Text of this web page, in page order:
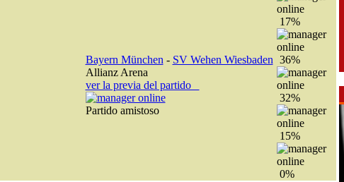
Bayern München - SV Wehen Wiesbaden
Allianz Arena
ver la previa del partido
Partido amistoso
17%
36%
32%
15%
0%